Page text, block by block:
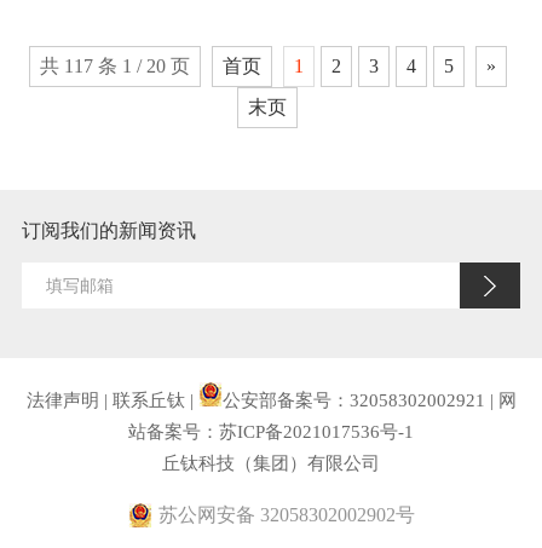
共 117 条 1 / 20 页 首页 1 2 3 4 5
»
末页
订阅我们的新闻资讯
法律声明 | 联系丘钛| 公安部备案号：32058302002921 | 网
站备案号：苏ICP备2021017536号-1
丘钛科技（集团）有限公司
苏公网安备 32058302002902号